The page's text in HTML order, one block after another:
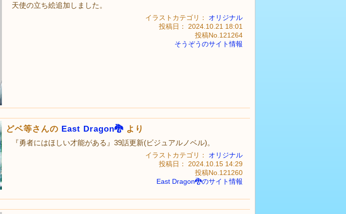
天使の立ち絵追加しました。
イラストカテゴリ： オリジナル
投稿日： 2024.10.21 18:01
投稿No.121264
そうぞうのサイト情報
どベ等さんの East Dragon🐉 より
『勇者にはほしい才能がある』39話更新(ビジュアルノベル)。
イラストカテゴリ： オリジナル
投稿日： 2024.10.15 14:29
投稿No.121260
East Dragon🐉のサイト情報